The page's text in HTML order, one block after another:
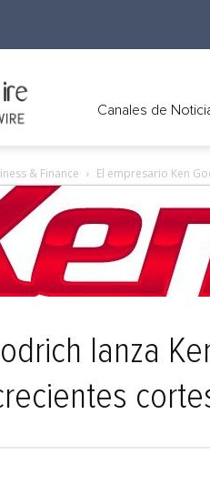
PR
Wire
Canales de
& Finance El empresario Ken
lanza